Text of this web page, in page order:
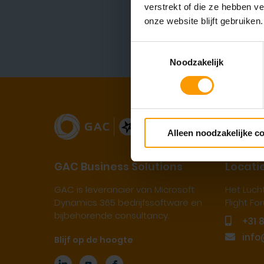
verstrekt of die ze hebben
onze website blijft gebruiken.
Noodzakelijk
Alleen noodzakelijke
YOU
GAC Business Solutions
GAC is leverancier van Microsoft
Dynamics 365 bedrijfssoftware en
bijbehorende consultancy.
Blijf op de hoogte
Het
Flight
+31